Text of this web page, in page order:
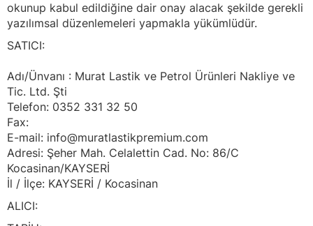
okunup kabul edildiğine dair onay alacak şekilde gerekli
yazılımsal düzenlemeleri yapmakla yükümlüdür.
SATICI:
Adı/Ünvanı : Murat Lastik ve Petrol Ürünleri Nakliye ve
Tic. Ltd. Şti
Telefon: 0352 331 32 50
Fax:
E-mail: info@muratlastikpremium.com
Adresi: Şeher Mah. Celalettin Cad. No: 86/C
Kocasinan/KAYSERİ
İl / İlçe: KAYSERİ / Kocasinan
ALICI: